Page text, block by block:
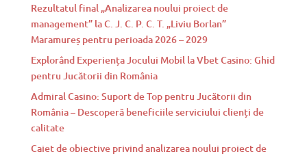
Rezultatul final „Analizarea noului proiect de
management” la C. J. C. P. C. T. „Liviu Borlan”
Maramureș pentru perioada 2026 – 2029
Explorând Experiența Jocului Mobil la Vbet Casino: Ghid
pentru Jucătorii din România
Admiral Casino: Suport de Top pentru Jucătorii din
România – Descoperă beneficiile serviciului clienți de
calitate
Caiet de obiective privind analizarea noului proiect de